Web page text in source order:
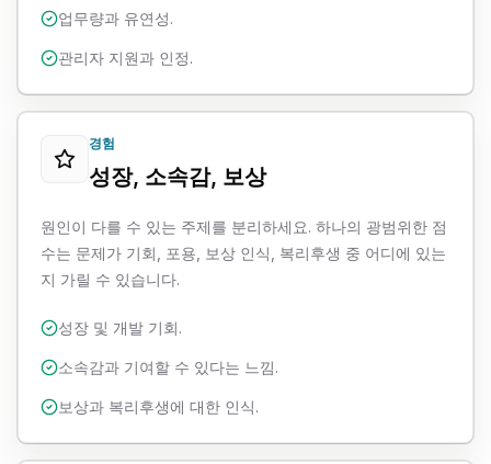
업무량과 유연성.
관리자 지원과 인정.
경험
성장, 소속감, 보상
원인이 다를 수 있는 주제를 분리하세요. 하나의 광범위한 점
수는 문제가 기회, 포용, 보상 인식, 복리후생 중 어디에 있는
지 가릴 수 있습니다.
성장 및 개발 기회.
소속감과 기여할 수 있다는 느낌.
보상과 복리후생에 대한 인식.